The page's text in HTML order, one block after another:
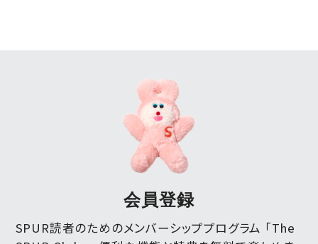
会員登録
SPUR読者のためのメンバーシッププログラム 「The